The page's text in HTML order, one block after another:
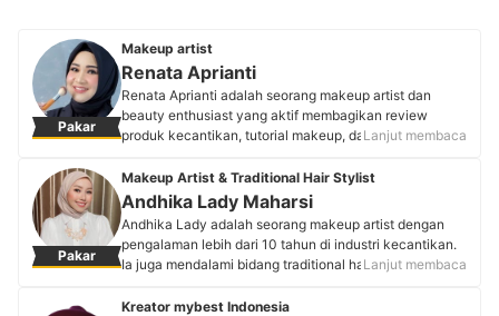
Pakar
Makeup artist
Renata Aprianti
Renata Aprianti adalah seorang makeup artist dan
beauty enthusiast yang aktif membagikan review
produk kecantikan, tutorial makeup, dan skincare di
dunia kecantikan sejak 2017, Renata juga dikenal
sebagai penulis yang telah menerbitkan tiga novel
remaja dan memiliki pengalaman lebih dari sepuluh
tahun sebagai beauty blogger. Perpaduan antara
kreativitas dan pengalamannya membuat Renata
menjadi salah satu MUA yang dipercaya banyak
Lanjut membaca
Pakar
Makeup Artist & Traditional Hair Stylist
Andhika Lady Maharsi
Andhika Lady adalah seorang makeup artist dengan
pengalaman lebih dari 10 tahun di industri kecantikan.
Ia juga mendalami bidang traditional hair stylist,
telah ia jalankan selama 8 tahun di Yogyakarta. Kini
Lanjut membaca
Kreator mybest Indonesia